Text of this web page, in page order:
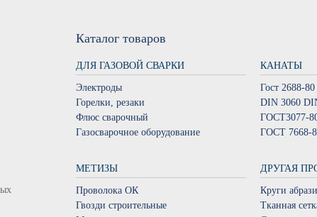
Каталог товаров
ДЛЯ ГАЗОВОЙ СВАРКИ
Электроды
Горелки, резаки
Флюс сварочный
Газосварочное оборудование
КАНАТЫ
Гост 2688-80
DIN 3060
ГОСТ3077-
ГОСТ 7668-
МЕТИЗЫ
Проволока ОК
Гвозди строительные
ДРУГАЯ
Круги
Тканная